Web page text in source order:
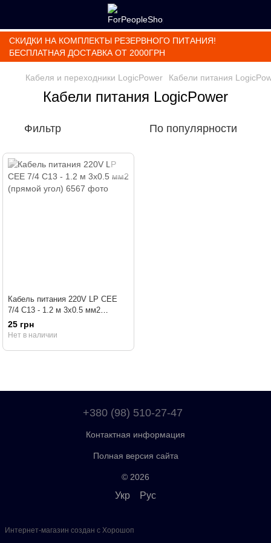
СКИДКИ НА КОМПЛЕКТЫ РЕЗЕРВНОГО ПИТАНИЯ!
БЕСПЛАТНАЯ ДОСТАВКА ОТ 2000ГРН
Кабеля и переходники LogicPower Кабели питания
Кабели питания LogicPower
Фильтр По популярности
Кабель питания 220V LP CEE
7/4 C13 - 1.2 м 3x0.5 мм2
(прямой угол)
25 грн
Нет в наличии
+380 (98) 510-27-47
Контактная информация
Полная версия сайта
© 2026
Укр Рус
Интернет-магазин создан с Хорошоп